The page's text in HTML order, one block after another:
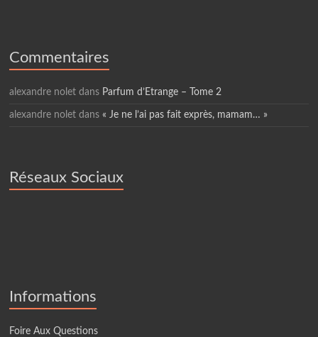
Commentaires
alexandre nolet dans Parfum d’Etrange – Tome 2
alexandre nolet dans « Je ne l’ai pas fait exprès, mamam… »
Réseaux Sociaux
Informations
Foire Aux Questions